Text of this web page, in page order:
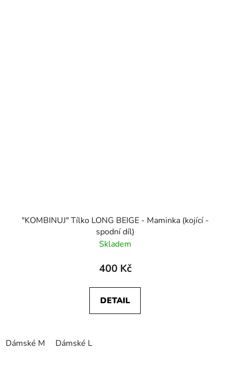
"KOMBINUJ" Tílko LONG BEIGE - Maminka (kojící -
spodní díl)
Skladem
400 Kč
DETAIL
Dámské M Dámské L